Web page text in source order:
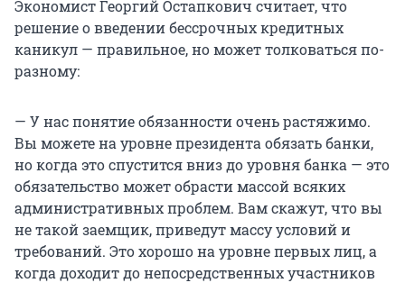
Экономист Георгий Остапкович считает, что
решение о введении бессрочных кредитных
каникул — правильное, но может толковаться по-
разному:
— У нас понятие обязанности очень растяжимо.
Вы можете на уровне президента обязать банки,
но когда это спустится вниз до уровня банка — это
обязательство может обрасти массой всяких
административных проблем. Вам скажут, что вы
не такой заемщик, приведут массу условий и
требований. Это хорошо на уровне первых лиц, а
когда доходит до непосредственных участников